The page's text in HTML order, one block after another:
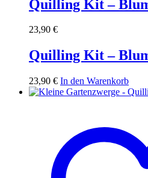
Quilling Kit –
23,90 €
Quilling Kit –
23,90 € In den Warenkorb